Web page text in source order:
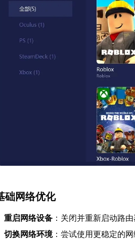
础网络优化
重启网络设备 ：关闭并重新启动路
切换网络环境：尝试使用更稳定的